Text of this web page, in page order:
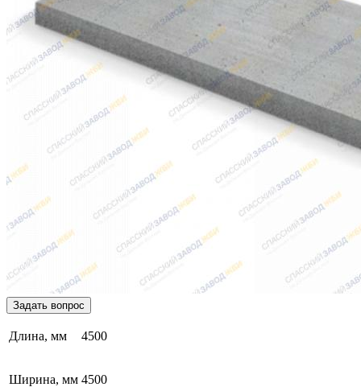
Задать вопрос
Длина, мм 4500
Ширина, мм 4500